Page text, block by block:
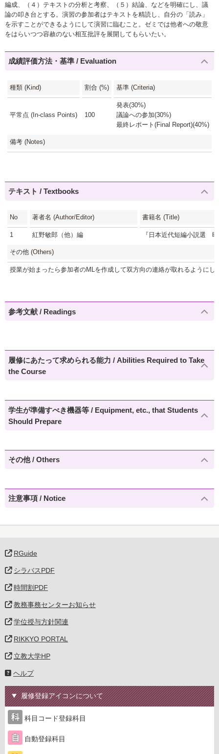
編成、（４）テキストの分析と考察、（５）結論、などを明確にし、議
論の叩き台とする。演習の参加者はテキストを精読し、自分の「読み」
を示すことができるようにして演習に臨むこと。ゼミでは他者への敬意
をはらいつつ容赦のない相互批評を展開してもらいたい。
成績評価方法・基準 / Evaluation
種類 (Kind) 割合 (%) 基準 (Criteria)
平常点 (In-class Points) 100
発表(30%)
議論への参加(30%)
最終レポート(Final Report)(40%)
備考 (Notes)
テキスト / Textbooks
No 著者名 (Author/Editor) 書籍名 (Title)
1 紅野敏郎（他）編 『日本近代短編小説選
その他 (Others)
授業が始まったら参加者のMLを作成して双方向の連絡が取れるように
参考文献 / Readings
履修にあたって求められる能力 / Abilities Required to Take
the Course
学生が準備すべき機器等 / Equipment, etc., that Students
Should Prepare
その他 / Others
注意事項 / Notice
RGuide
シラバスPDF
時間割PDF
教務事務センターお知らせ
学位授与方針関連
RIKKYO PORTAL
立教大学HP
ヘルプ
履修登録アイコンについて
科目コード登録科目
自動登録科目